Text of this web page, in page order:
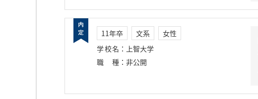
11年卒 文系
女性
学校名 ： 上智大学
職種 ： 非公開